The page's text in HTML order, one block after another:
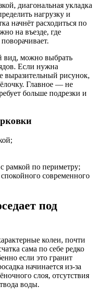
диагональная укладка
нагрузку и
начнёт расходиться по
на въезде, где
вид, можно выбрать
Если нужна
выразительный рисунок,
Главное — не
больше подрезки и
рамкой по периметру;
современного
под
колеи, почти
сама по себе редко
если это гранит
начинается из-за
слоя, отсутствия
воды.